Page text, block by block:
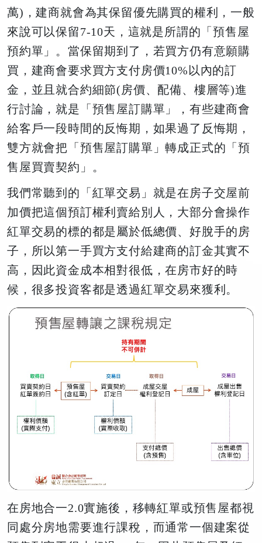
萬)，建商就會為其保留優先購買的權利，一般
來說可以保留7-10天，這就是所謂的「預售屋
預約單」。當保留期到了，若買方仍有意願購
買，建商會要求買方支付房價10%以內的訂
金，並且就合約細節(房價、配備、樓層等)進
行討論，就是「預售屋訂購單」，有些建商會
給客戶一段時間的反悔期，如果過了反悔期，
雙方就會把「預售屋訂購單」轉成正式的「預
售屋買賣契約」。
我們常聽到的「紅單交易」就是在房子交屋前
加價把這個預訂權利賣給別人，大部分會操作
紅單交易的標的都是屬於低總價、好脫手的房
子，所以第一手買方支付給建商的訂金其實不
高，因此資金成本相對很低，在房市好的時
候，很多投資客都是透過紅單交易來獲利。
在房地合一2.0實施後，移轉紅單或預售屋都視
同處分房地需要進行課稅，而通常一個建案從